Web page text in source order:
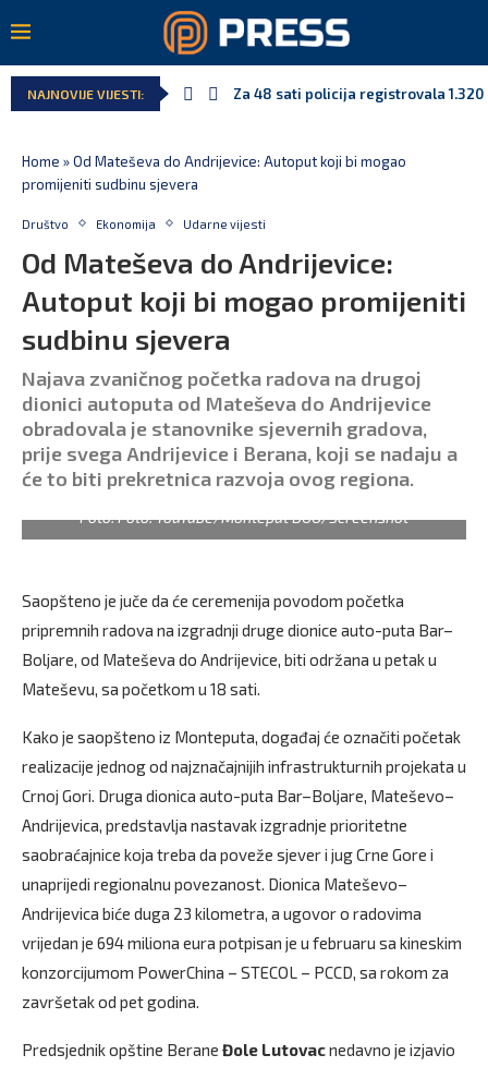
NAJNOVIJE VIJESTI: Za 48 sati policija registrovala
Home »Od Mateševa do Andrijevice: Autoput koji bi mogao
promijeniti sudbinu sjevera
Društvo Ekonomija Udarne vijesti
Od Mateševa do Andrijevice:
Autoput koji bi mogao promijeniti
sudbinu sjevera
Najava zvaničnog početka radova na drugoj
dionici autoputa od Mateševa do Andrijevice
obradovala je stanovnike sjevernih gradova,
prije svega Andrijevice i Berana, koji se nadaju a
će to biti prekretnica razvoja ovog regiona.
Foto: Foto: YouTube/Monteput DOO/Screenshot
Saopšteno je juče da će ceremenija povodom početka
pripremnih radova na izgradnji druge dionice auto-puta Bar–
Boljare, od Mateševa do Andrijevice, biti održana u petak u
Mateševu, sa početkom u 18 sati.
Kako je saopšteno iz Monteputa, događaj će označiti početak
realizacije jednog od najznačajnijih infrastrukturnih projekata u
Crnoj Gori. Druga dionica auto-puta Bar–Boljare, Mateševo–
Andrijevica, predstavlja nastavak izgradnje prioritetne
saobraćajnice koja treba da poveže sjever i jug Crne Gore i
unaprijedi regionalnu povezanost. Dionica Mateševo–
Andrijevica biće duga 23 kilometra, a ugovor o radovima
vrijedan je 694 miliona eura potpisan je u februaru sa kineskim
konzorcijumom PowerChina – STECOL – PCCD, sa rokom za
završetak od pet godina.
Predsjednik opštine Berane Đole Lutovacnedavno je izjavio